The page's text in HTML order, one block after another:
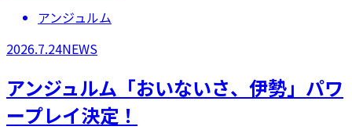
アンジュルム
2026.7.24NEWS
アンジュルム「おいないさ、伊勢」パワ
ープレイ決定！